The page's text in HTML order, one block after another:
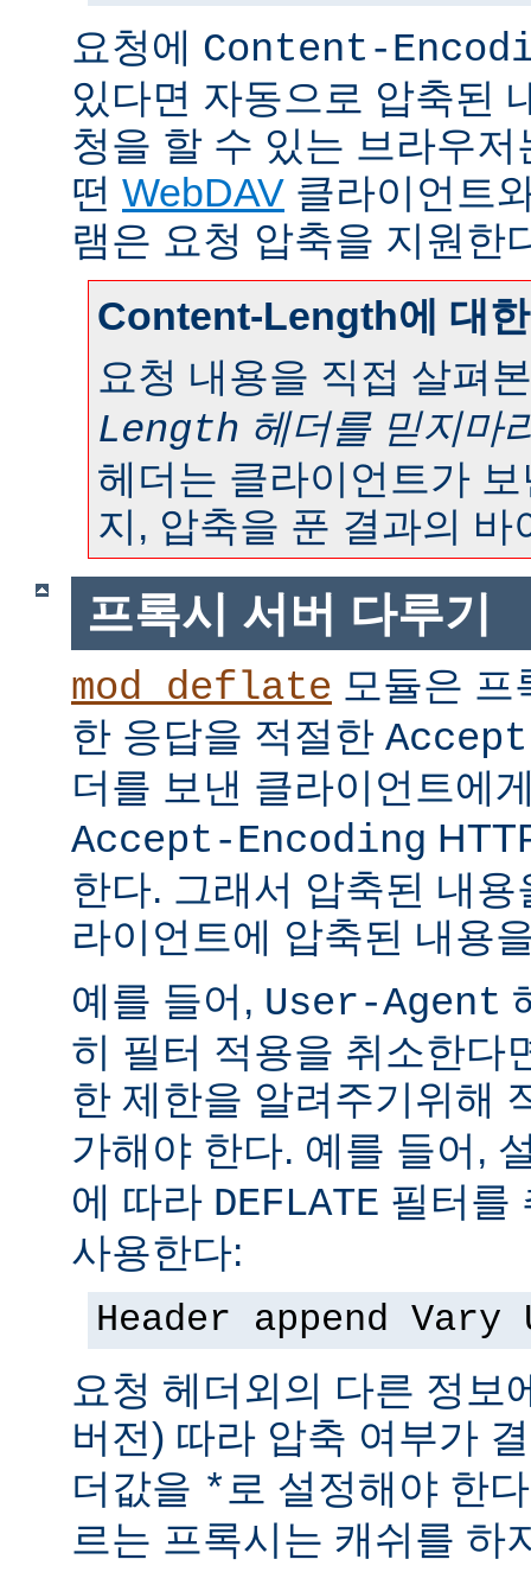
요청에 Content-
있다면 자동으로 압축된
청을 할 수 있는 브라우
떤 WebDAV 클라이언트
램은 요청 압축을 지원한
Content-Length에 대
요청 내용을 직접 살펴
Length 헤더를 믿지마
헤더는 클라이언트가
지, 압축을 푼 결과의
프록시 서버 다루기
mod_deflate 모듈은
한 응답을 적절한
더를 보낸 클라이언트에
Accept-Encoding
한다. 그래서 압축된 내
라이언트에 압축된 내용
예를 들어, User-Agent
히 필터 적용을 취소한다
한 제한을 알려주기위해
가해야 한다. 예를 들어,
에 따라 DEFLATE 필터를
사용한다:
Header append Vary
요청 헤더외의 다른 정보
버전) 따라 압축 여부가
더값을 * 로 설정해야 한
르는 프록시는 캐쉬를 하